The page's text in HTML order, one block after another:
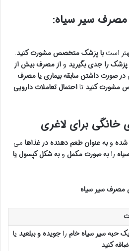
سیر سیاه:
استبا پزشک متخصص مشورت کنید.
را جدی بگیرید واز مصرف بیش از
در صورت داشتن سابقه بیماری یا مصرف
مشورت کنید تااحتمال تعاملات دارویی
خانگی برای لاغری
شده وبه عنوان طعم دهنده در غذاها می
رابه صورت مکمل وبه شکل کپسول یا
حبه سیر سیاه خامرا جویده و ببلعید یا
کنید